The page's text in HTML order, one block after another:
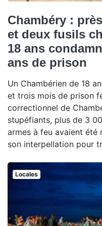
Chambéry :
et deux fusils
18 ans
ans de prison
Un Chambérien de 18
et trois mois de prison
correctionnel de
stupéfiants, plus de 3
armes à feu avaient été
son interpellation pour
Locales